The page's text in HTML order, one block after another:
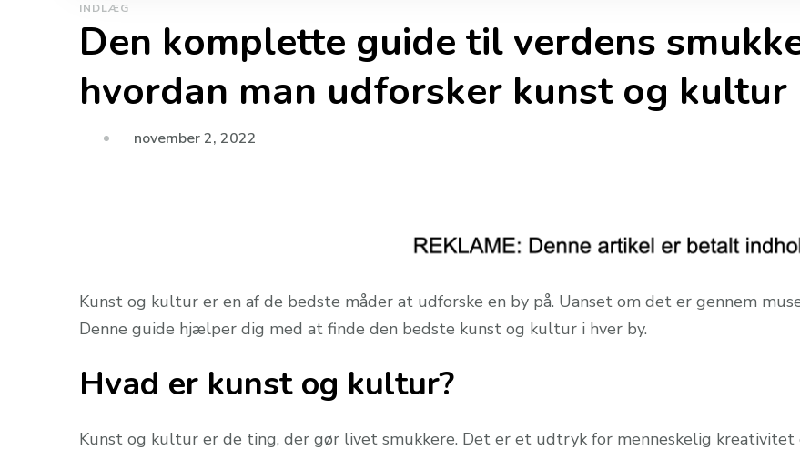
INDLÆG
Den komplette guide til verdens
hvordan man udforsker kunst og kultur
november 2, 2022
Kunst og kultur er en af de bedste måder at udforske en by på. Uanset om det er gennem
Denne guide hjælper dig med at finde den bedste kunst og kultur i hver by.
Hvad er kunst og kultur?
Kunst og kultur er de ting, der gør livet smukkere. Det er et udtryk for menneskelig kreativitet